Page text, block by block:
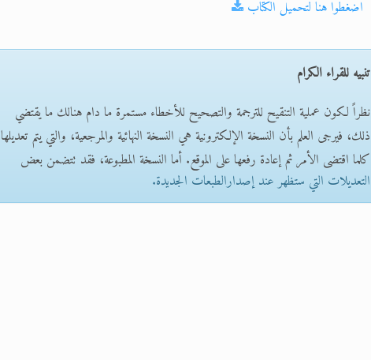
اضغطوا هنا لتحميل الكتاب
تنبيه للقراء الكرام
نظراً لكون عملية التنقيح للترجمة والتصحيح للأخطاء مستمرة ما دام هنالك ما يقتضي
ذلك، فيرجى العلم بأن النسخة الإلكترونية هي النسخة النهائية والمرجعية، والتي يتم تعديلها
كلما اقتضى الأمر ثم إعادة رفعها على الموقع. أما النسخة المطبوعة، فقد تتضمن بعض
التعديلات التي ستظهر عند إصدارالطبعات الجديدة.